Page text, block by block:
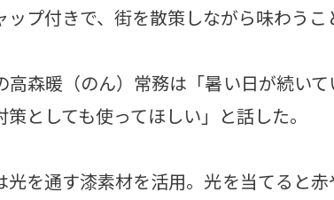
プ付きで、街を散策しながら味わうこ
森暖（のん）常務は「暑い日が続い
としても使ってほしい」と話した。
を通す漆素材を活用。光を当てると